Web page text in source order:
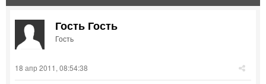
Гость Гость
Гость
18 апр 2011, 08:54:38